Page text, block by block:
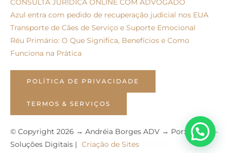
Azul entra com pedido de recuperação judicial nos EUA
Transporte de Cães de Serviço e Suporte Emocional
Réu Primário: O Que Significa, Benefícios e Como
Funciona na Prática
© Copyright 2026 → Andréia Borges ADV → Por: Coneki –
Soluções Digitais | Criação de Sites
POLÍTICA DE PRIVACIDADE
TERMOS & SERVIÇOS